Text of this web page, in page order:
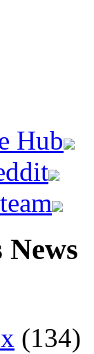
Hub
News
(134)